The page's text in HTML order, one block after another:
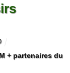
+ partenaires du